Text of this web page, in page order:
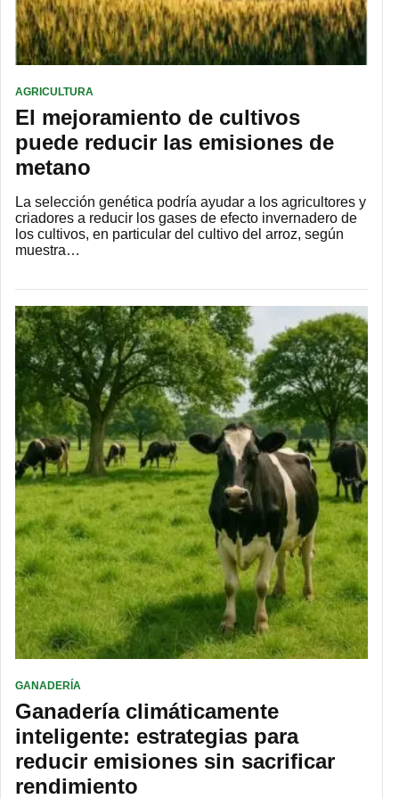
AGRICULTURA
El mejoramiento de cultivos
puede reducir las emisiones de
metano
La selección genética podría ayudar a los agricultores y
criadores a reducir los gases de efecto invernadero de
los cultivos, en particular del cultivo del arroz, según
muestra…
GANADERÍA
Ganadería climáticamente
inteligente: estrategias para
reducir emisiones sin sacrificar
rendimiento